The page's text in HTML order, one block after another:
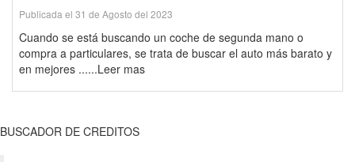
Publicada el 31 de Agosto del 2023
Cuando se está buscando un coche de segunda mano o
compra a particulares, se trata de buscar el auto más barato y
en mejores ......Leer mas
BUSCADOR DE CREDITOS